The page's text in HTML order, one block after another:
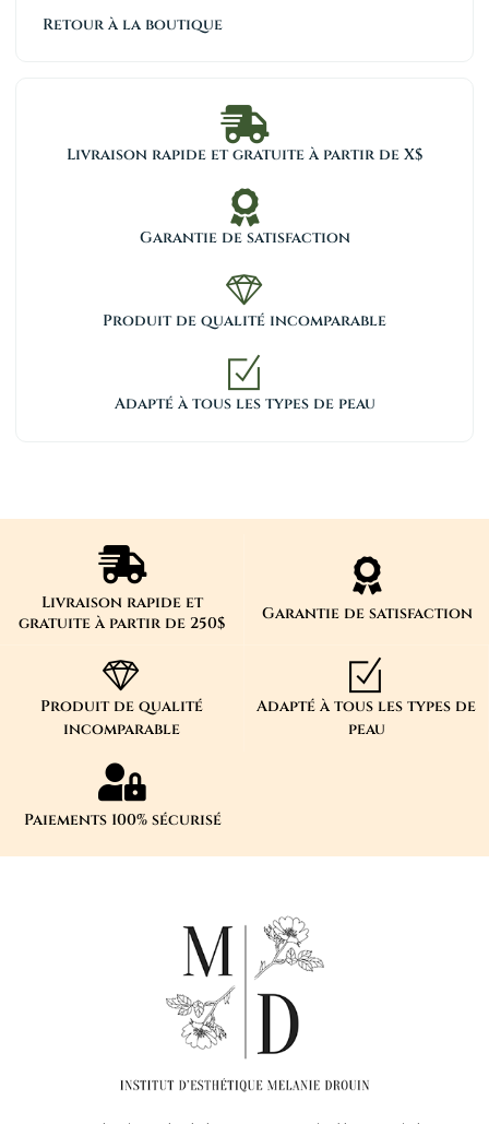
Retour à la boutique
Livraison rapide et gratuite à partir de X$
Garantie de satisfaction
Produit de qualité incomparable
Adapté à tous les types de peau
Livraison rapide et
gratuite à partir de 250$
Garantie de satisfaction
Produit de qualité
incomparable
Adapté à tous les types de
peau
Paiements 100% sécurisé